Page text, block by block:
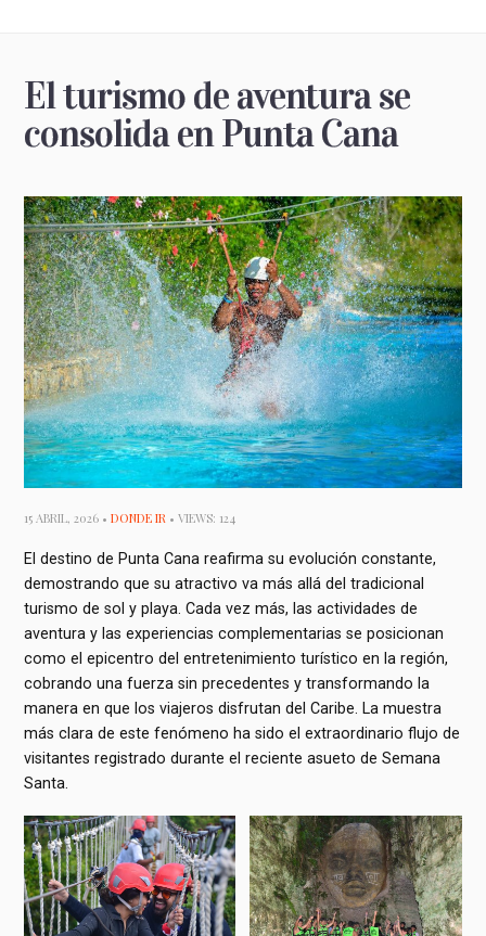
El turismo de aventura se
consolida en Punta Cana
15 ABRIL, 2026 •DONDE IR • VIEWS: 124
El destino de Punta Cana reafirma su evolución constante,
demostrando que su atractivo va más allá del tradicional
turismo de sol y playa. Cada vez más, las actividades de
aventura y las experiencias complementarias se posicionan
como el epicentro del entretenimiento turístico en la región,
cobrando una fuerza sin precedentes y transformando la
manera en que los viajeros disfrutan del Caribe. La muestra
más clara de este fenómeno ha sido el extraordinario flujo de
visitantes registrado durante el reciente asueto de Semana
Santa.